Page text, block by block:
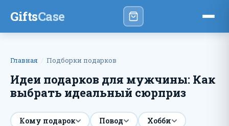
GiftsCase
Главная Подборки подарков
Идеи подарков для мужчины: Как
выбрать идеальный сюрприз
Кому подарок Повод Хобби